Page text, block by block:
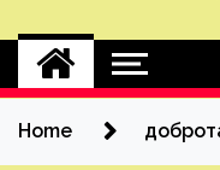
Home